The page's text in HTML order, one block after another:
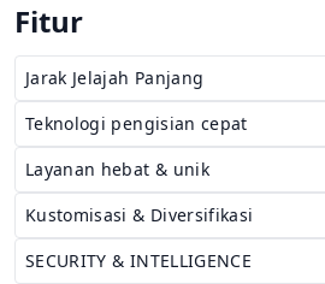
Fitur
Jarak Jelajah Panjang
Teknologi pengisian cepat
Layanan hebat & unik
Kustomisasi & Diversifikasi
SECURITY & INTELLIGENCE